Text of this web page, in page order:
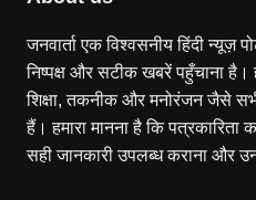
जनवार्ता एक विश्वसनीय हिंदी न्यूज़
निष्पक्ष और सटीक खबरें पहुँचाना है।
शिक्षा, तकनीक और मनोरंजन जैसे
हैं। हमारा मानना है कि पत्रकारिता
सही जानकारी उपलब्ध कराना और